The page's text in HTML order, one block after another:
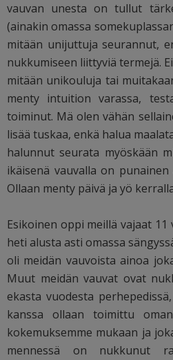
vauvan unesta on tullut
(ainakin omassa
mitään unijuttuja seurannut,
nukkumiseen liittyviä termejä.
mitään unikouluja tai
menty intuition varassa,
toiminut. Mä olen vähän
lisää tuskaa, enkä halua
halunnut seurata myöskään
ikäisenä vauvalla on
Ollaan menty päivä ja yö
Esikoinen oppi meillä vajaat
heti alusta asti omassa
oli meidän vauvoista ainoa
Muut meidän vauvat ovat
ekasta vuodesta
kanssa ollaan toimittu
kokemuksemme mukaan ja
mennessä on nukkunut